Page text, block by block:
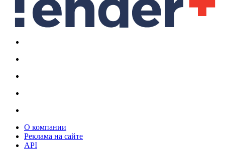
О компании
Реклама на сайте
API